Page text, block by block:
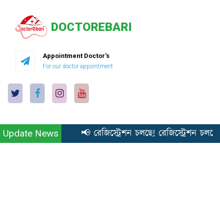
DOCTOREBARI
Appointment Doctor's
For our doctor appointment
Update News 📢 রেজিস্ট্রেশন চলছে! রেজিস্ট্রেশন